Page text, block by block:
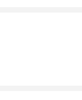
걸까요? 나비를
기>는 아이들이